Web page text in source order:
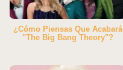
¿Cómo Piensas Que Acabará
"The Big Bang Theory"?